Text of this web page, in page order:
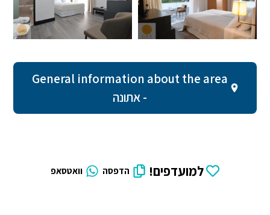
General information about the area
- אתונה
למועדפים! הדפסה וואטסאפ